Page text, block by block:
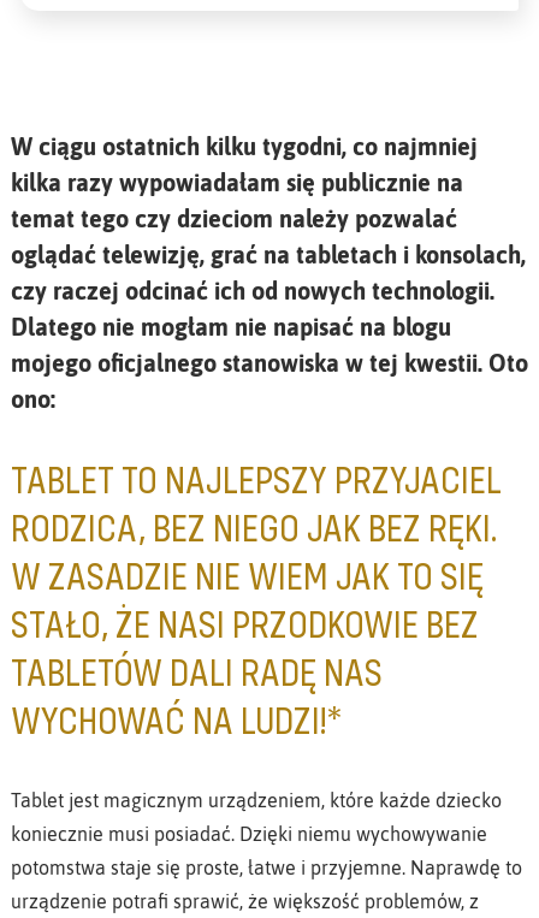
W ciągu ostatnich kilku tygodni, co najmniej
kilka razy wypowiadałam się publicznie na
temat tego czy dzieciom należy pozwalać
oglądać telewizję, grać na tabletach i konsolach,
czy raczej odcinać ich od nowych technologii.
Dlatego nie mogłam nie napisać na blogu
mojego oficjalnego stanowiska w tej kwestii. Oto
ono:
TABLET TO NAJLEPSZY PRZYJACIEL
RODZICA, BEZ NIEGO JAK BEZ RĘKI.
W ZASADZIE NIE WIEM JAK TO SIĘ
STAŁO, ŻE NASI PRZODKOWIE BEZ
TABLETÓW DALI RADĘ NAS
WYCHOWAĆ NA LUDZI!*
Tablet jest magicznym urządzeniem, które każde dziecko
koniecznie musi posiadać. Dzięki niemu wychowywanie
potomstwa staje się proste, łatwe i przyjemne. Naprawdę to
urządzenie potrafi sprawić, że większość problemów, z